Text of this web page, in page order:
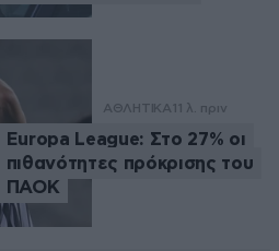
ΑΘΛΗΤΙΚΑ 11 λ. πριν
Europa League: Στο 27% οι
πιθανότητες πρόκρισης του
ΠΑΟΚ